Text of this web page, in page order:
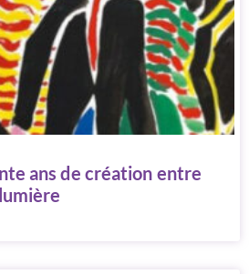
ans de création entre